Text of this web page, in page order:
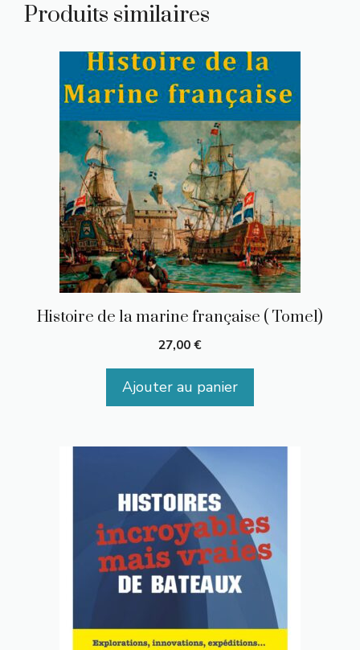
Produits similaires
Histoire de la marine française ( Tome1)
27,00€
Ajouter au panier